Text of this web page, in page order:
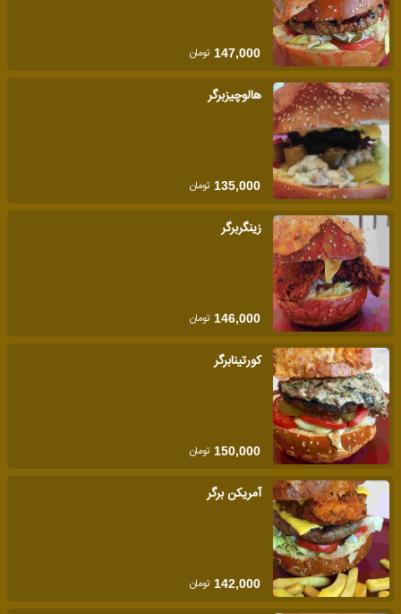
147,000 تومان
هالوچیزبرگر
135,000 تومان
زینگربرگر
146,000 تومان
کورتینابرگر
150,000 تومان
آمریکن برگر
142,000 تومان